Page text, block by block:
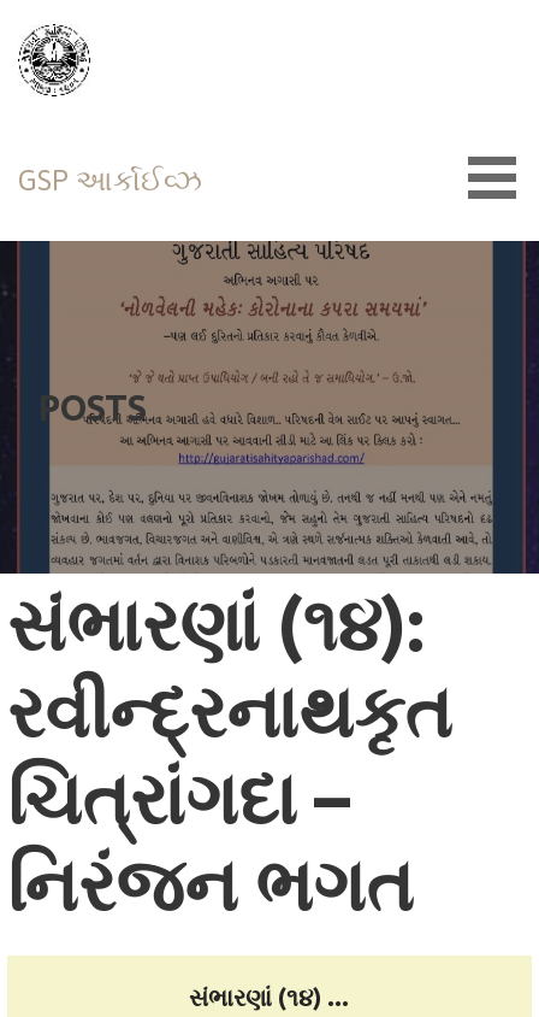
content
GSP આર્કાઈવ્ઝ
POSTS
સંભારણાં (૧૪):
રવીન્દ્રનાથકૃત
ચિત્રાંગદા –
નિરંજન ભગત
સંભારણાં (૧૪) ...